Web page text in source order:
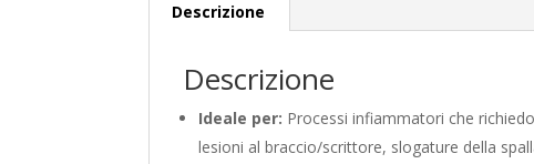
Descrizione
Descrizione
Ideale per: Processi infiammatori che
lesioni al braccio/scrittore, slogature della